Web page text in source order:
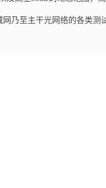
乃至主干光网络的各类测